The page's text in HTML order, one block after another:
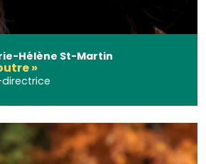
Hélène St-Martin
»